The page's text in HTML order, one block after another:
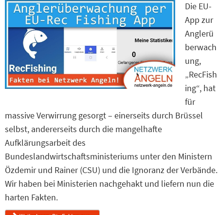
Die EU-
App zur
Anglerü
berwach
ung,
„RecFish
ing“, hat
für
massive Verwirrung gesorgt – einerseits durch Brüssel
selbst, andererseits durch die mangelhafte
Aufklärungsarbeit des
Bundeslandwirtschaftsministeriums unter den Ministern
Özdemir und Rainer (CSU) und die Ignoranz der Verbände.
Wir haben bei Ministerien nachgehakt und liefern nun die
harten Fakten.